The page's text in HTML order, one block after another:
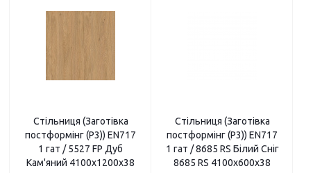
Стільниця (Заготівка
постформінг (P3)) EN717
1 гат / 5527 FP Дуб
Кам'яний 4100х1200х38
Стільниця (Заготівка
постформінг (P3)) EN717
1 гат / 8685 RS Білий Сніг
8685 RS 4100х600х38